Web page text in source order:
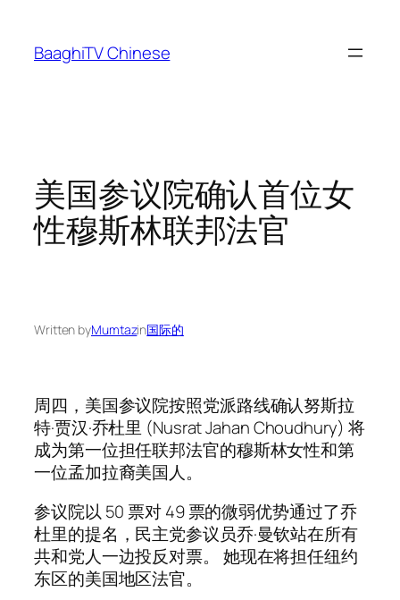
content
BaaghiTV Chinese
美国参议院确认首位女
性穆斯林联邦法官
Written byMumtazin国际的
周四，美国参议院按照党派路线确认努斯拉
特·贾汉·乔杜里 (Nusrat Jahan Choudhury) 将
成为第一位担任联邦法官的穆斯林女性和第
一位孟加拉裔美国人。
参议院以 50 票对 49 票的微弱优势通过了乔
杜里的提名，民主党参议员乔·曼钦站在所有
共和党人一边投反对票。 她现在将担任纽约
东区的美国地区法官。